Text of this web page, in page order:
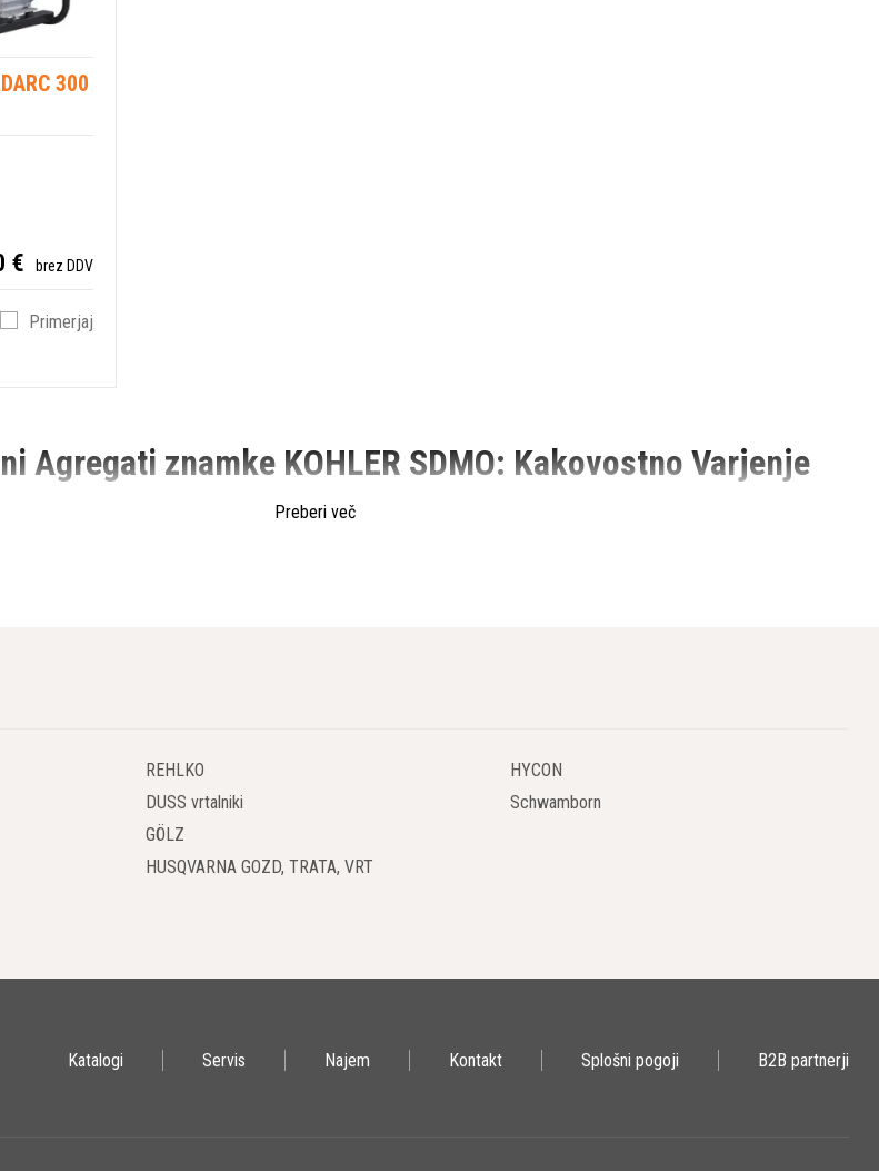
300
€ brez DDV
Primerjaj
Agregati znamke KOHLER SDMO: Kakovostno Varjenje
SDMO ponujajo širok izbor modelov, ki se prilagajajo različnim zahtevam in aplikacijam. Ne glede na to, ali
je zanesljivost ključnega pomena. KOHLER SDMO slovi po visoki stopnji zanesljivosti in trpežnosti svojih
so zasnovani za dolgo življenjsko dobo in se lahko zanesljivo spopadajo z različnimi pogoji na terenu. To pomeni,
in Vzdrževanje
delo na terenu, kjer ni časa za dolgotrajno nameščanje in vzdrževanje opreme.
Preberi več
REHLKO
DUSS vrtalniki
GÖLZ
HUSQVARNA GOZD, TRATA, VRT
HYCON
Schwamborn
Katalogi Servis Najem Kontakt Splošni pogoji B2B partnerji